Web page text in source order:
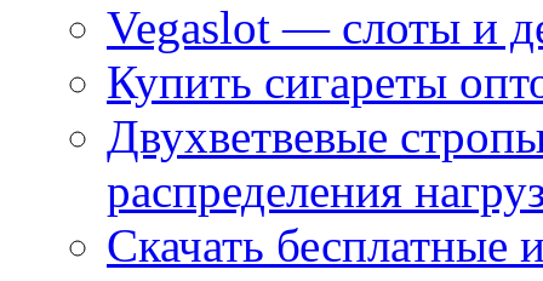
Vegaslot — слоты и
Купить сигареты
Двухветвевые
распределения
Скачать